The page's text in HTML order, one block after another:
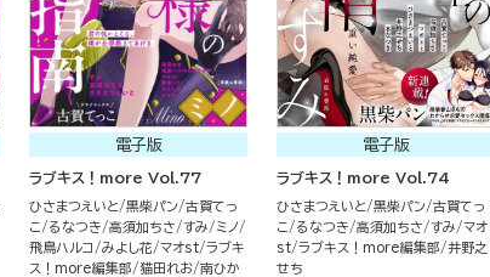
電子版
ラブキス！more Vol.77
ひさまつえいと 黒柴パン 古賀てっ
こ
るなつき 高須加ちさ すみ
ミノ
飛鳥ハルコ
みよし花 マオst ラブキ
ス！more編集部
猫田れお 南ひか
電子版
ラブキス！more Vol.74
ひさまつえいと 黒柴パン 古賀てっ
こ
るなつき 高須加ちさ すみ
マオ
st ラブキス！more編集部
井野之
せち